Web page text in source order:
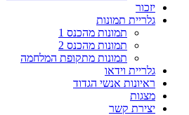
יזכור
גלריית תמונות
תמונות מהכנס 1
תמונות מהכנס 2
תמונות מתקופת המלחמה
גלריית וידאו
ראיונות אנשי הגדוד
מצגות
יצירת קשר